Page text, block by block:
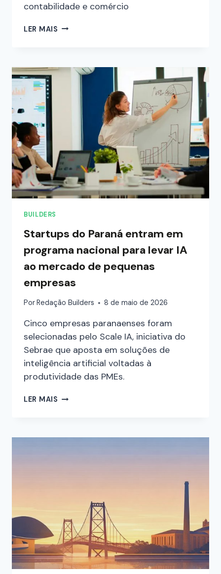
contabilidade e comércio
LER MAIS
BUILDERS
Startups do Paraná entram em
programa nacional para levar IA
ao mercado de pequenas
empresas
Por Redação Builders 8 de maio de 2026
Cinco empresas paranaenses foram
selecionadas pelo Scale IA, iniciativa do
Sebrae que aposta em soluções de
inteligência artificial voltadas à
produtividade das PMEs.
LER MAIS